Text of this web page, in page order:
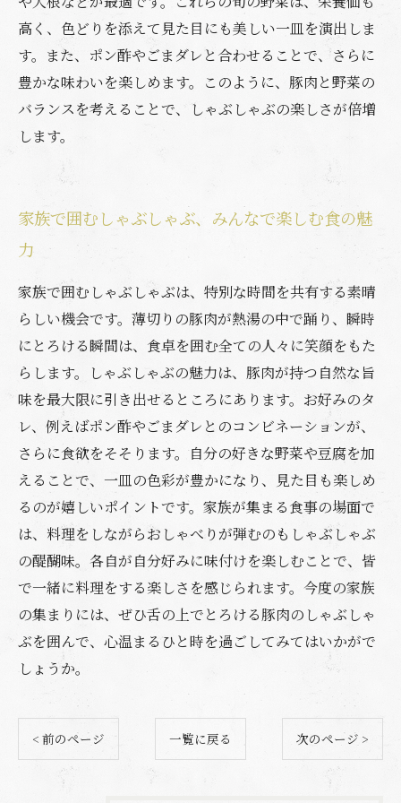
高く、色どりを添えて見た目にも美しい一皿を演出しま
す。また、ポン酢やごまダレと合わせることで、さらに
豊かな味わいを楽しめます。このように、豚肉と野菜の
バランスを考えることで、しゃぶしゃぶの楽しさが倍増
します。
家族で囲むしゃぶしゃぶ、みんなで楽しむ食の魅
力
家族で囲むしゃぶしゃぶは、特別な時間を共有する素晴
らしい機会です。薄切りの豚肉が熱湯の中で踊り、瞬時
にとろける瞬間は、食卓を囲む全ての人々に笑顔をもた
らします。しゃぶしゃぶの魅力は、豚肉が持つ自然な旨
味を最大限に引き出せるところにあります。お好みのタ
レ、例えばポン酢やごまダレとのコンビネーションが、
さらに食欲をそそります。自分の好きな野菜や豆腐を加
えることで、一皿の色彩が豊かになり、見た目も楽しめ
るのが嬉しいポイントです。家族が集まる食事の場面で
は、料理をしながらおしゃべりが弾むのもしゃぶしゃぶ
の醍醐味。各自が自分好みに味付けを楽しむことで、皆
で一緒に料理をする楽しさを感じられます。今度の家族
の集まりには、ぜひ舌の上でとろける豚肉のしゃぶしゃ
ぶを囲んで、心温まるひと時を過ごしてみてはいかがで
しょうか。
< 前のページ 一覧に戻る 次のページ >